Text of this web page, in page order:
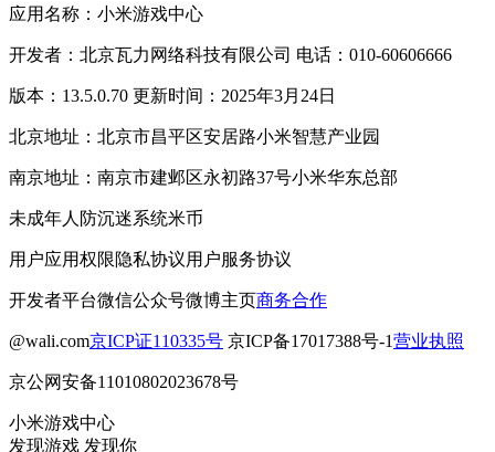
应用名称：小米游戏中心
开发者：北京瓦力网络科技有限公司 电话：010-60606666
版本：13.5.0.70 更新时间：2025年3月24日
北京地址：北京市昌平区安居路小米智慧产业园
南京地址：南京市建邺区永初路37号小米华东总部
未成年人防沉迷系统米币
用户应用权限隐私协议用户服务协议
开发者平台微信公众号微博主页商务合作
@wali.com京ICP证110335号 京ICP备17017388号-1营业执照
京公网安备11010802023678号
小米游戏中心
发现游戏 发现你